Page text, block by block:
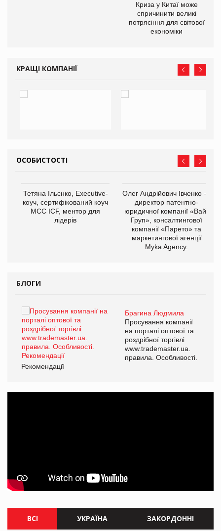
Криза у Китаї може
спричинити великі
потрясіння для світової
економіки
КРАЩІ КОМПАНІЇ
ОСОБИСТОСТІ
Тетяна Ільєнко, Executive-
коуч, сертифікований коуч
МСС ICF, ментор для
лідерів
Олег Андрійович Івченко —
директор патентно-
юридичної компанії «Вайз
Груп», консалтингової
компанії «Парето» та
маркетингової агенції
Myka Agency.
БЛОГИ
Брагина Людмила
Просування компанії
на порталі оптової та
роздрібної торгівлі
www.trademaster.ua.
правила. Особливості.
Рекомендації
ВСІ УКРАЇНА ЗАКОРДОННІ